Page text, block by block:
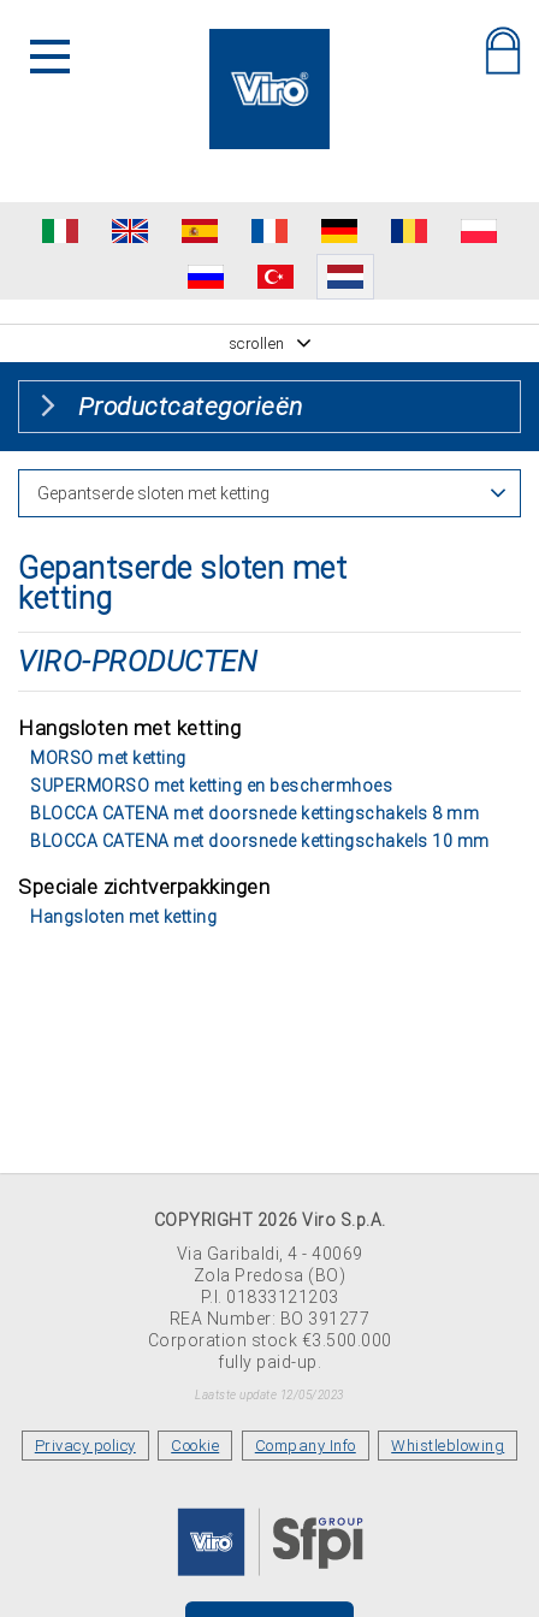
scrollen
Productcategorieën
Gepantserde sloten met
ketting
VIRO-PRODUCTEN
Hangsloten met ketting
MORSO met ketting
SUPERMORSO met ketting en beschermhoes
BLOCCA CATENA met doorsnede kettingschakels 8 mm
BLOCCA CATENA met doorsnede kettingschakels 10 mm
Speciale zichtverpakkingen
Hangsloten met ketting
COPYRIGHT 2026 Viro S.p.A.
Via Garibaldi, 4 - 40069
Zola Predosa (BO)
P.I. 01833121203
REA Number: BO 391277
Corporation stock €3.500.000
fully paid-up.
Laatste update 12/05/2023
Privacy policy Cookie Company Info Whistleblowing